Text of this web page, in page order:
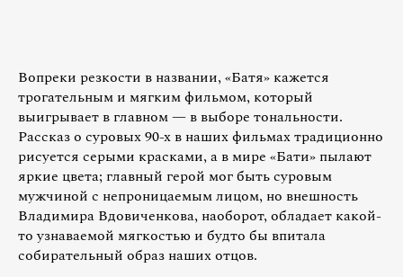
Вопреки резкости в названии, «Батя» кажется
трогательным и мягким фильмом, который
выигрывает в главном — в выборе тональности.
Рассказ о суровых 90-х в наших фильмах традиционно
рисуется серыми красками, а в мире «Бати» пылают
яркие цвета; главный герой мог быть суровым
мужчиной с непроницаемым лицом, но внешность
Владимира Вдовиченкова, наоборот, обладает какой-
то узнаваемой мягкостью и будто бы впитала
собирательный образ наших отцов.